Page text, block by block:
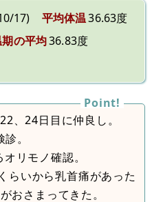
17) 平均体温36.63度
の平均36.83度
、24日目に仲良し。
。
リモノ確認。
らいから乳首痛があった
おさまってきた。